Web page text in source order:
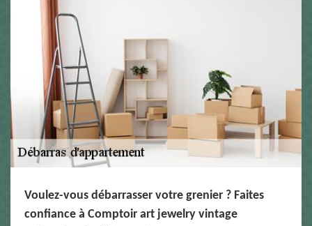
Voulez-vous débarrasser votre grenier ? Faites
confiance à Comptoir art jewelry vintage